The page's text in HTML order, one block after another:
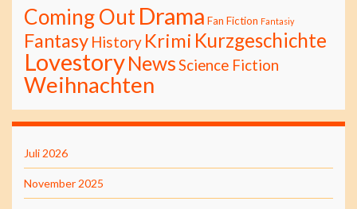
Coming OutDrama Fan Fiction Fantasiy
Fantasy History Krimi Kurzgeschichte
LovestoryNewsScience Fiction
Weihnachten
Juli 2026
November 2025